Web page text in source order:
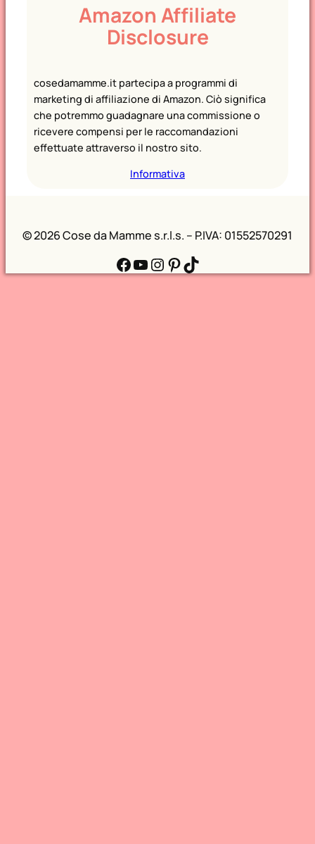
Amazon Affiliate
Disclosure
cosedamamme.it partecipa a programmi di
marketing di affiliazione di Amazon. Ciò significa
che potremmo guadagnare una commissione o
ricevere compensi per le raccomandazioni
effettuate attraverso il nostro sito.
Informativa
©2026 Cose da Mamme s.r.l.s. – P.IVA: 01552570291
Facebook YouTube Instagram Pinterest TikTok